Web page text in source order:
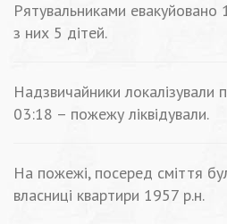
Рятувальниками евакуйовано
з них 5 дітей.
Надзвичайники
03:18 – пожежу ліквідували.
На пожежі, посеред сміття
власниці квартири 1957 р.н.